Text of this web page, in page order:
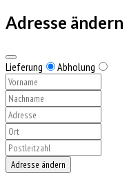
Adresse ändern
Lieferung Abholung
Adresse ändern